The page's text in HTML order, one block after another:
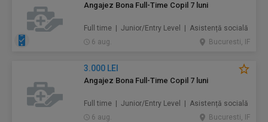
Angajez Bona Full-Time Copil 7 luni
Full time | Junior/Entry Level | Asistență socială
6 aug.
Bucuresti, IF
3.000 LEI
Angajez Bona Full-Time Copil 7 luni
Full time | Junior/Entry Level | Asistență socială
6 aug.
Bucuresti, IF